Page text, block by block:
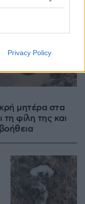
Privacy Policy
μητέρα στα
φίλη της και